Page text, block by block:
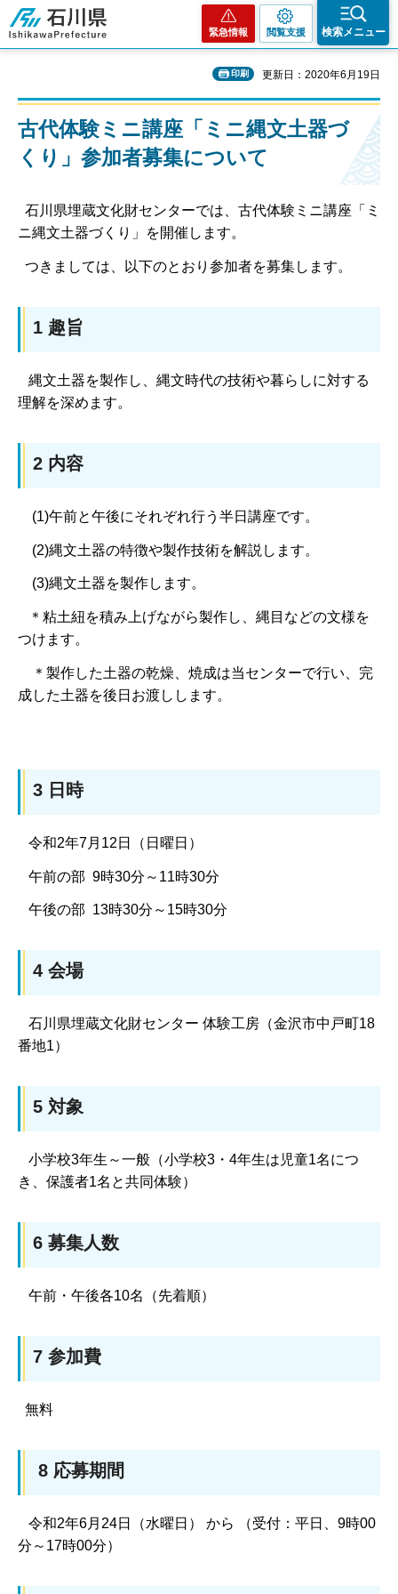
石川県
緊急情報 閲覧支援 検索メニュー
印刷 更新日：2020年6月19日
古代体験ミニ講座「ミニ縄文土器づ
くり」参加者募集について
石川県埋蔵文化財センターでは、古代体験ミニ講座「ミ
ニ縄文土器づくり」を開催します。
つきましては、以下のとおり参加者を募集します。
1 趣旨
縄文土器を製作し、縄文時代の技術や暮らしに対する
理解を深めます。
2 内容
(1)午前と午後にそれぞれ行う半日講座です。
(2)縄文土器の特徴や製作技術を解説します。
(3)縄文土器を製作します。
＊粘土紐を積み上げながら製作し、縄目などの文様を
つけます。
＊製作した土器の乾燥、焼成は当センターで行い、完
成した土器を後日お渡しします。
3 日時
令和2年7月12日（日曜日）
午前の部 9時30分～11時30分
午後の部 13時30分～15時30分
4 会場
石川県埋蔵文化財センター 体験工房（金沢市中戸町18
番地1）
5 対象
小学校3年生～一般（小学校3・4年生は児童1名につ
き、保護者1名と共同体験）
6 募集人数
午前・午後各10名（先着順）
7 参加費
無料
8 応募期間
令和2年6月24日（水曜日） から （受付：平日、9時00
分～17時00分）